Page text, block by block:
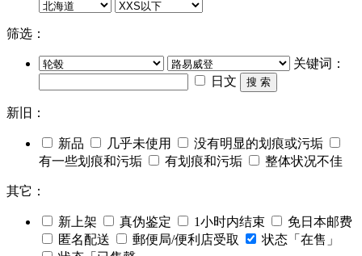
筛选：
关键词：
日文
搜 索
新旧：
新品 几乎未使用
没有明显的划痕或污垢
有一些划痕和污垢
有划痕和污垢 整体状况不佳
其它：
新上架 真伪鉴定 1小时内结束
免日本邮费
匿名配送
郵便局/便利店受取
状态「在售」